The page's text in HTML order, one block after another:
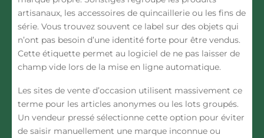
artisanaux, les accessoires de quincaillerie ou les fins de
série. Vous trouvez souvent ce label sur des objets qui
n’ont pas besoin d’une identité forte pour être vendus.
Cette étiquette permet au logiciel de ne pas laisser de
champ vide lors de la mise en ligne automatique.
Les sites de vente d’occasion utilisent massivement ce
terme pour les articles anonymes ou les lots groupés.
Un vendeur pressé sélectionne cette option pour éviter
de saisir manuellement une marque inconnue ou